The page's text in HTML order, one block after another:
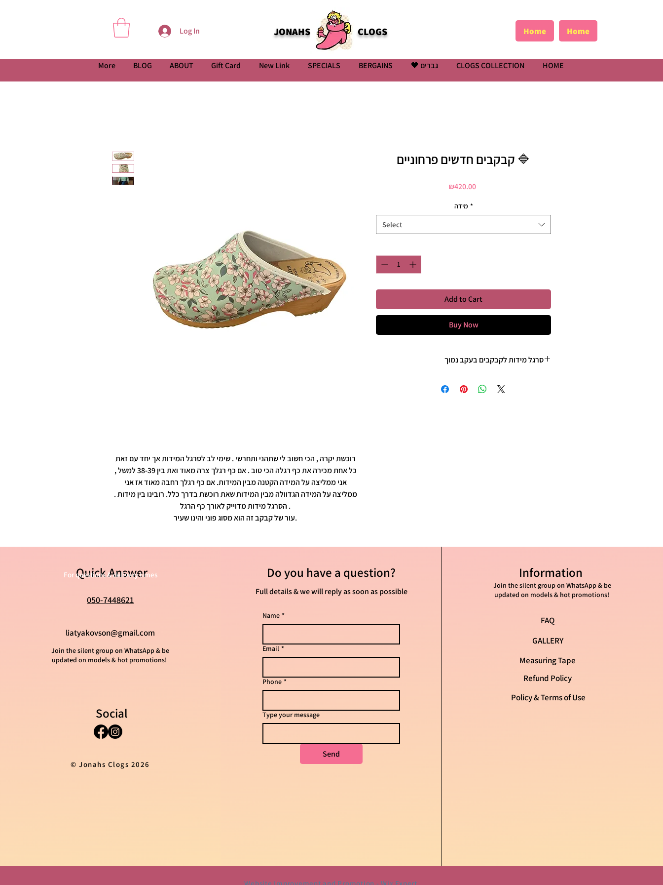
Log In JONAHS CLOGS Home Home
HOME
CLOGS COLLECTION גברים 🖤 BERGAINS
SPECIALS
New Link
Gift Card
ABOUT
BLOG
More
רוכשת יקרה , הכי חשוב לי שתהני ותחרשי . שימי לב לסרגל המידות אך יחד עם זאת
כל אחת מכירה את כף רגלה הכי טוב . אם כף רגלך צרה מאוד ואת בין 38-39 למשל ,
אני ממליצה על המידה הקטנה מבין המידות. אם כף רגלך רחבה מאוד אז אני
ממליצה על המידה הגדוולה מבין המידות שאת רוכשת בדרך כלל. רובינו בין מידות .
הסרגל מידות מדוייק לאורך כף הרגל .
עור של קבקב זה הוא מסוג פוני והינו שעיר.
קבקבים חדשים פרחוניים 🔷️
₪420.00Price
מידה *
Select
Add to Cart
Buy Now
סרגל מידות לקבקבים בעקב נמוך
Quick Answer
For questions & delivery times
050-7448621
liatyakovson@gmail.com
Join the silent group on WhatsApp & be
updated on models & hot promotions!
Social
© Jonahs Clogs 2026
Do you have a question?
Full details & we will reply as soon as possible
Name *
Email *
Phone *
Type your message
Send
Join the silent group on WhatsApp & be
updated on models & hot promotions!
FAQ
GALLERY
Measuring Tape
Refund Policy
Policy & Terms of Use